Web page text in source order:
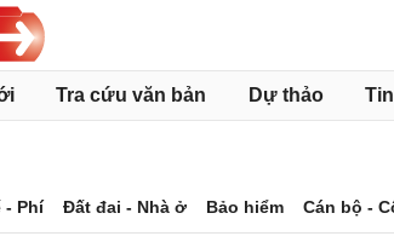
Tra cứu văn bản Dự thảo
- Phí Đất đai - Nhà ở Bảo hiểm Cán bộ -